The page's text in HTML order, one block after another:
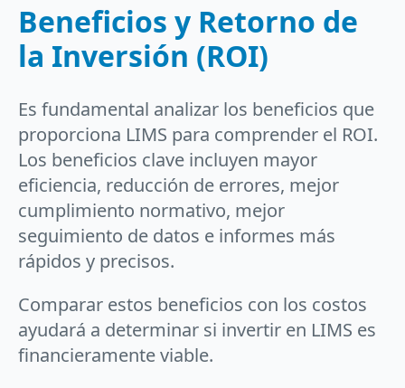
Beneficios y Retorno de
la Inversión (ROI)
Es fundamental analizar los beneficios que
proporciona LIMS para comprender el ROI.
Los beneficios clave incluyen mayor
eficiencia, reducción de errores, mejor
cumplimiento normativo, mejor
seguimiento de datos e informes más
rápidos y precisos.
Comparar estos beneficios con los costos
ayudará a determinar si invertir en LIMS es
financieramente viable.